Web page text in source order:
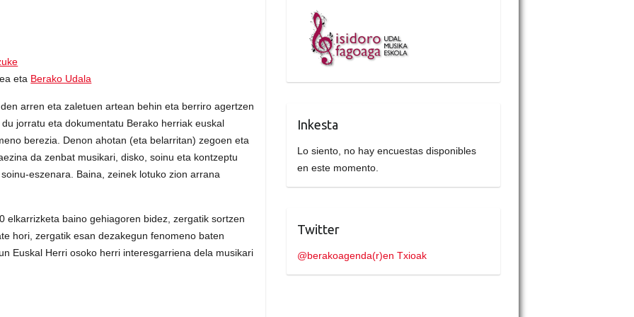
eta Berako Udala
arren eta zaletuen artean behin eta berriro agertzen
jorratu eta dokumentatu Berako herriak euskal
berezia. Denon ahotan (eta belarritan) zegoen eta
da zenbat musikari, disko, soinu eta kontzeptu
eszenara. Baina, zeinek lotuko zion arrana
elkarrizketa baino gehiagoren bidez, zergatik sortzen
hori, zergatik esan dezakegun fenomeno baten
Euskal Herri osoko herri interesgarriena dela musikari
Inkesta
Lo siento, no hay encuestas disponibles
en este momento.
Twitter
@berakoagenda(r)en Txioak